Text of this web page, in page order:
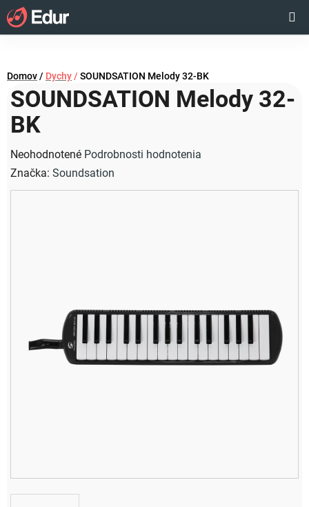
Prejsť
na
obsah
KOŠÍK
Domov/ Dychy / SOUNDSATION Melody 32-BK
SOUNDSATION Melody 32-
BK
Priemerné
hodnotenie
produktu
Neohodnotené Podrobnosti hodnotenia
Značka: Soundsation